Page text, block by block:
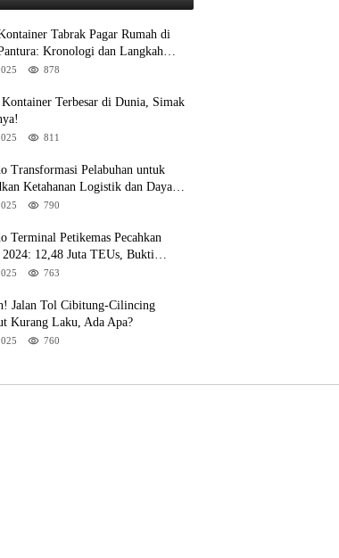
Tabrak Pagar Rumah di
Kronologi dan Langkah
878
Terbesar di Dunia, Simak
811
Transformasi Pelabuhan untuk
Ketahanan Logistik dan Daya
790
Terminal Petikemas Pecahkan
2024: 12,48 Juta TEUs, Bukti
Logistik Nasional
763
Jalan Tol Cibitung-Cilincing
Kurang Laku, Ada Apa?
760